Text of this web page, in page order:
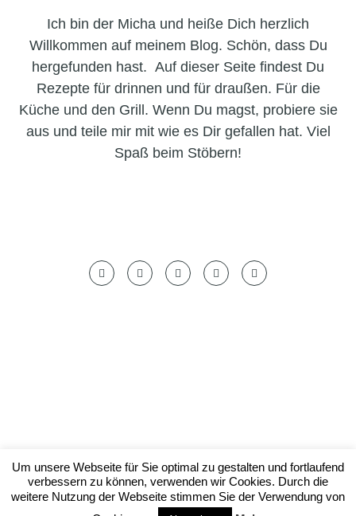
Ich bin der Micha und heiße Dich herzlich
Willkommen auf meinem Blog. Schön, dass Du
hergefunden hast. Auf dieser Seite findest Du
Rezepte für drinnen und für draußen. Für die
Küche und den Grill. Wenn Du magst, probiere sie
aus und teile mir mit wie es Dir gefallen hat. Viel
Spaß beim Stöbern!
© by foodish.cooking 2023
Um unsere Webseite für Sie optimal zu gestalten und fortlaufend
verbessern zu können, verwenden wir Cookies. Durch die
weitere Nutzung der Webseite stimmen Sie der Verwendung von